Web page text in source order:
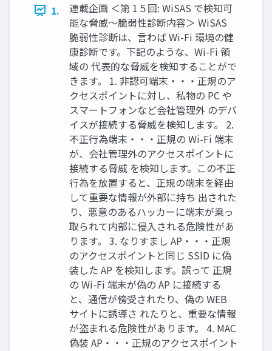
1.
連載企画 ＜第 1５回: WiSAS で検知可
能な脅威～脆弱性診断内容＞ WiSAS
脆弱性診断は、言わば Wi-Fi 環境の健
康診断です。下記のような、Wi-Fi 領
域の 代表的な脅威を検知することがで
きます。 1. 非認可端末・・・正規のア
クセスポイントに対し、私物の PC や
スマートフォンなど会社管理外 のデバ
イスが接続する脅威を検知します。 2.
不正行為端末・・・正規の Wi-Fi 端末
が、会社管理外のアクセスポイントに
接続する脅威 を検知します。この不正
行為を放置すると、正規の端末を経由
して重要な情報が外部に持ち 出された
り、悪意のあるハッカーに端末が乗っ
取られて内部に侵入される危険性があ
ります。 3. なりすまし AP・・・正規
のアクセスポイントと同じ SSID に偽
装した AP を検知します。誤って 正規
の Wi-Fi 端末が偽の AP に接続する
と、通信が傍受されたり、偽の WEB
サイトに誘導さ れたりと、重要な情報
が盗まれる危険性があります。 4. MAC
偽装 AP・・・正規のアクセスポイント